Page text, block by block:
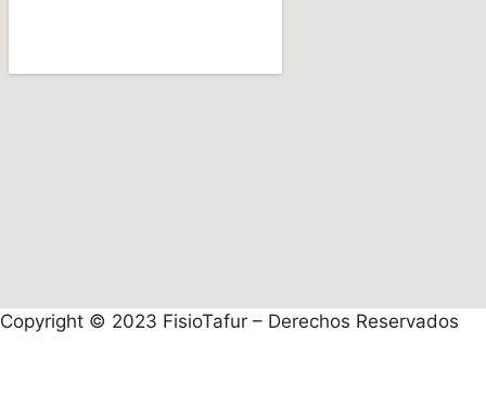
Copyright © 2023 FisioTafur – Derechos Reservados